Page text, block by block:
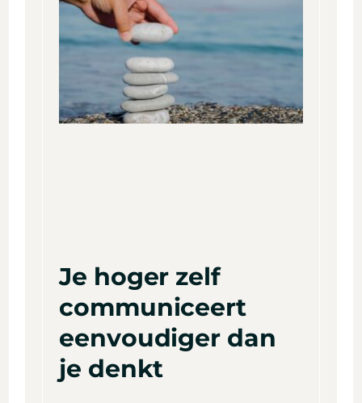
Je hoger zelf
communiceert
eenvoudiger dan
je denkt